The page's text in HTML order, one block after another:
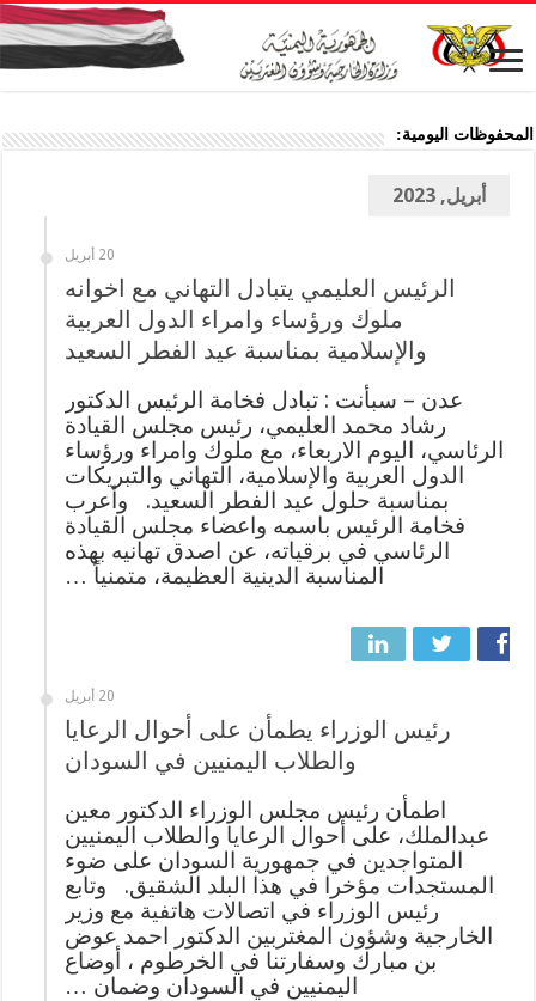
المحفوظات اليومية:
أبريل, 2023
20 أبريل
الرئيس العليمي يتبادل التهاني مع اخوانه
ملوك ورؤساء وامراء الدول العربية
والإسلامية بمناسبة عيد الفطر السعيد
عدن – سبأنت : تبادل فخامة الرئيس الدكتور
رشاد محمد العليمي، رئيس مجلس القيادة
الرئاسي، اليوم الاربعاء، مع ملوك وامراء ورؤساء
الدول العربية والإسلامية، التهاني والتبريكات
بمناسبة حلول عيد الفطر السعيد. وأعرب
فخامة الرئيس باسمه واعضاء مجلس القيادة
الرئاسي في برقياته، عن اصدق تهانيه بهذه
المناسبة الدينية العظيمة، متمنياً …
20 أبريل
رئيس الوزراء يطمأن على أحوال الرعايا
والطلاب اليمنيين في السودان
اطمأن رئيس مجلس الوزراء الدكتور معين
عبدالملك، على أحوال الرعايا والطلاب اليمنيين
المتواجدين في جمهورية السودان على ضوء
المستجدات مؤخرا في هذا البلد الشقيق. وتابع
رئيس الوزراء في اتصالات هاتفية مع وزير
الخارجية وشؤون المغتربين الدكتور احمد عوض
بن مبارك وسفارتنا في الخرطوم ، أوضاع
اليمنيين في السودان وضمان …